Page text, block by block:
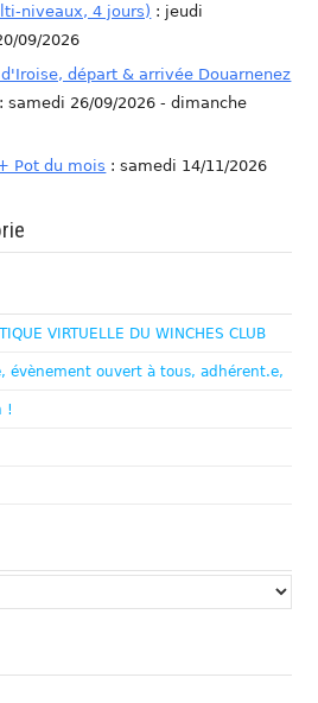
niveaux, 4 jours) : jeudi
09/2026
départ & arrivée Douarnenez
: samedi 26/09/2026 - dimanche
Pot du mois : samedi 14/11/2026
VIRTUELLE DU WINCHES CLUB
évènement ouvert à tous, adhérent.e,
!